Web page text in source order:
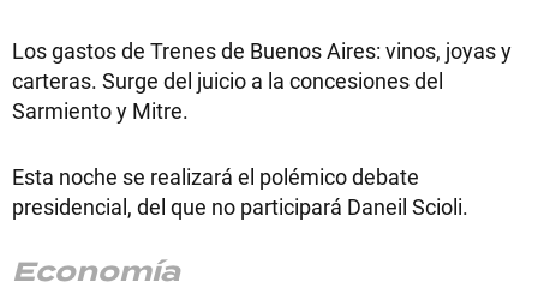
Los gastos de Trenes de Buenos Aires: vinos, joyas y
carteras. Surge del juicio a la concesiones del
Sarmiento y Mitre.
Esta noche se realizará el polémico debate
presidencial, del que no participará Daneil Scioli.
Economía